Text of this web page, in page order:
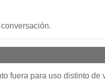
fuera para uso distinto de